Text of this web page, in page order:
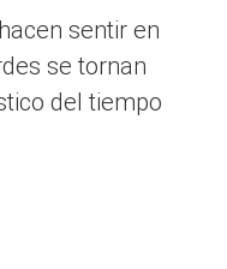
sentir en
se tornan
del tiempo